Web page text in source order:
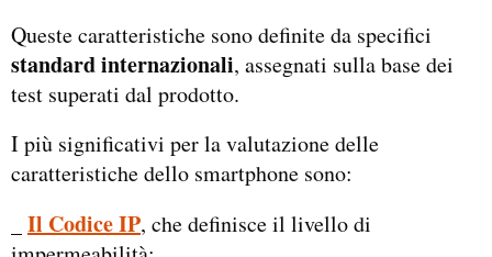
Queste caratteristiche sono definite da specifici
standard internazionali, assegnati sulla base dei
test superati dal prodotto.
I più significativi per la valutazione delle
caratteristiche dello smartphone sono:
Il Codice IP, che definisce il livello di